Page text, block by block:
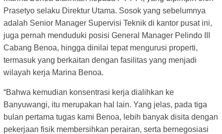
Prasetyo selaku Direktur Utama. Sosok yang sebelumnya
adalah Senior Manager Supervisi Teknik di kantor pusat ini,
juga pernah menduduki posisi General Manager Pelindo III
Cabang Benoa, hingga dinilai tepat mengurusi properti,
termasuk yang berkaitan dengan fasilitas yang menjadi
wilayah kerja Marina Benoa.
“Bahwa kemudian konsentrasi kerja dialihkan ke
Banyuwangi, itu merupakan hal lain. Yang jelas, pada tiga
bulan pertama tugas kami Benoa, lebih banyak disita dengan
pekerjaan fisik membersihkan perairan, serta bernegosiasi